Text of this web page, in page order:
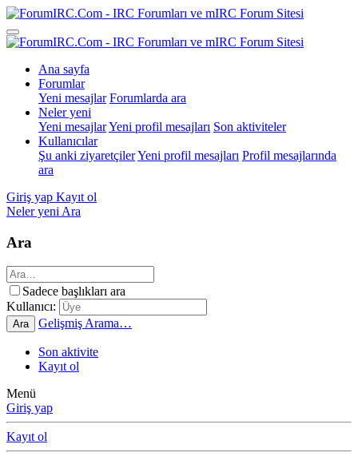
Ana sayfa
Forumlar
Yeni mesajlar Forumlarda ara
Neler yeni
Yeni mesajlarYeni profil mesajları Son aktiviteler
Kullanıcılar
Şu anki ziyaretçilerYeni profil mesajları Profil mesajlarında
ara
Giriş yap Kayıt ol
Neler yeni Ara
Ara
Sadece başlıkları ara
Kullanıcı:
Ara Gelişmiş Arama…
Son aktivite
Kayıt ol
Menü
Giriş yap
Kayıt ol